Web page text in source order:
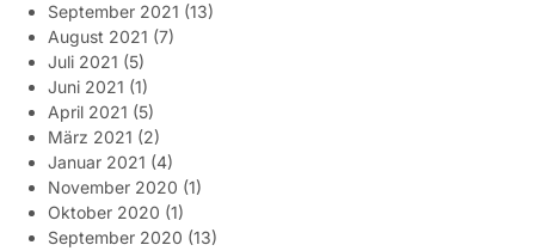
September 2021 (13)
August 2021 (7)
Juli 2021 (5)
Juni 2021 (1)
April 2021 (5)
März 2021 (2)
Januar 2021 (4)
November 2020 (1)
Oktober 2020 (1)
September 2020 (13)